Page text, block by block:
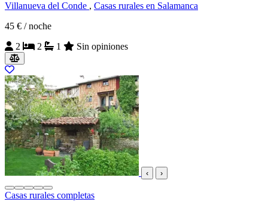
Villanueva del Conde , Casas rurales en Salamanca
45 € / noche
2
2 1 Sin opiniones
‹ ›
Casas rurales completas